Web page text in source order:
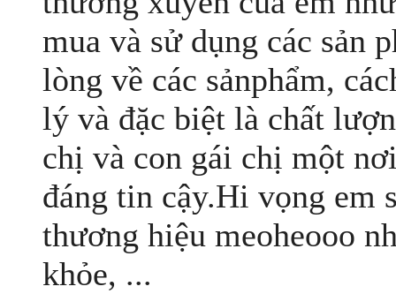
mua và sử dụng các sản
lòng về các sảnphẩm,
lý và đặc biệt là chất
chị và con gái chị một
đáng tin cậy.Hi vọng em
thương hiệu meoheooo
khỏe, ...